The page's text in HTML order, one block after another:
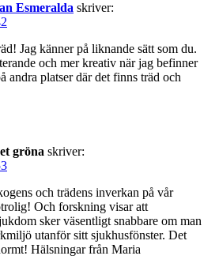
Esmeralda skriver:
Jag känner på liknande sätt som du.
och mer kreativ när jag befinner
andra platser där det finns träd och
gröna skriver:
och trädens inverkan på vår
Och forskning visar att
sker väsentligt snabbare om man
utanför sitt sjukhusfönster. Det
Hälsningar från Maria